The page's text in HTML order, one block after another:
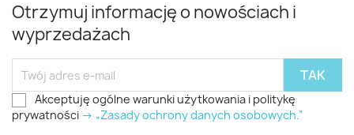
Otrzymuj informację o nowościach i
wyprzedażach
Akceptuję ogólne warunki użytkowania i politykę
prywatności -> „Zasady ochrony danych osobowych.”